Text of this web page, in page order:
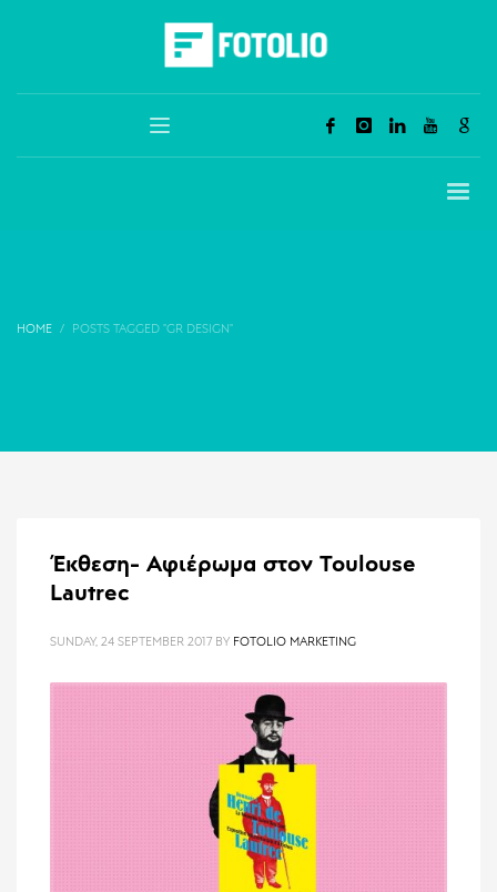
HOME POSTS TAGGED "GR DESIGN"
Έκθεση- Αφιέρωμα στον Toulouse
Lautrec
SUNDAY, 24 SEPTEMBER 2017 BY FOTOLIO MARKETING